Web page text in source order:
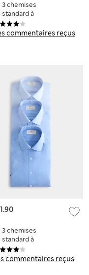
commentaires reçus
3 chemises
à
longues,
facile
commentaires reçus
3 chemises
à
courtes,
facile